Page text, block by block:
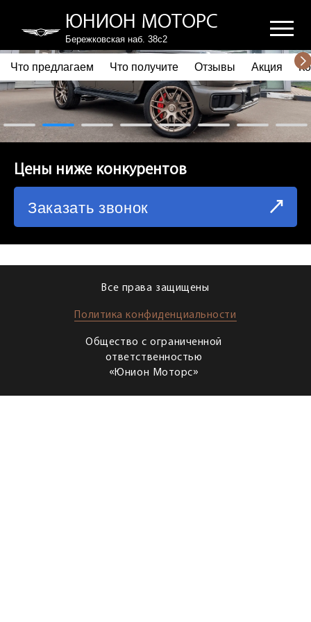
ЮНИОН МОТОРС
Бережковская наб. 38с2
ПОЧЕМУ ВЫБИРАЮТ НАС
ЧТО ПРЕДЛАГАЕМ
ЧТО ПОЛУЧИТЕ
СХЕМА ПРОЕЗДА
Что предлагаем Что получите Отзывы Акция
Цены ниже конкурентов
Заказать звонок
Все права защищены
Политика конфиденциальности
Общество с ограниченной
ответственностью
«Юнион Моторс»